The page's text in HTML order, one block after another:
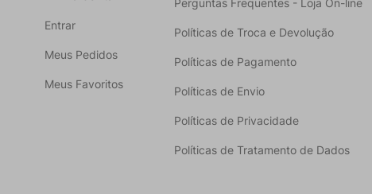
Entrar
Meus Pedidos
Meus Favoritos
Perguntas Frequentes - Loja On-line
Políticas de Troca e Devolução
Políticas de Pagamento
Políticas de Envio
Políticas de Privacidade
Políticas de Tratamento de Dados